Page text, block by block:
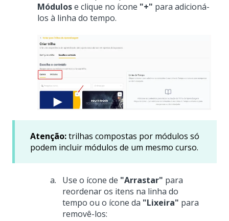
Módulose clique no ícone "+" para adicioná-
los à linha do tempo.
Atenção:trilhas compostas por módulos só
podem incluir módulos de um mesmo curso.
Use o ícone de "Arrastar" para
reordenar os itens na linha do
tempo ou o ícone da "Lixeira" para
removê-los: